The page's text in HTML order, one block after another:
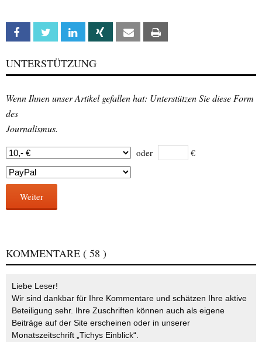
Facebook Twitter Linkedin Xing Email
UNTERSTÜTZUNG
Wenn Ihnen unser Artikel gefallen hat: Unterstützen Sie diese Form
des
Journalismus.
oder €
Weiter
KOMMENTARE ( 58 )
Liebe Leser!
Wir sind dankbar für Ihre Kommentare und schätzen Ihre aktive
Beteiligung sehr. Ihre Zuschriften können auch als eigene
Beiträge auf der Site erscheinen oder in unserer
Monatszeitschrift „Tichys Einblick“.